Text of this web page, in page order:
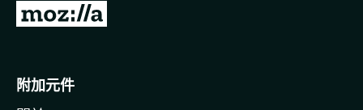
前
o
附加元件